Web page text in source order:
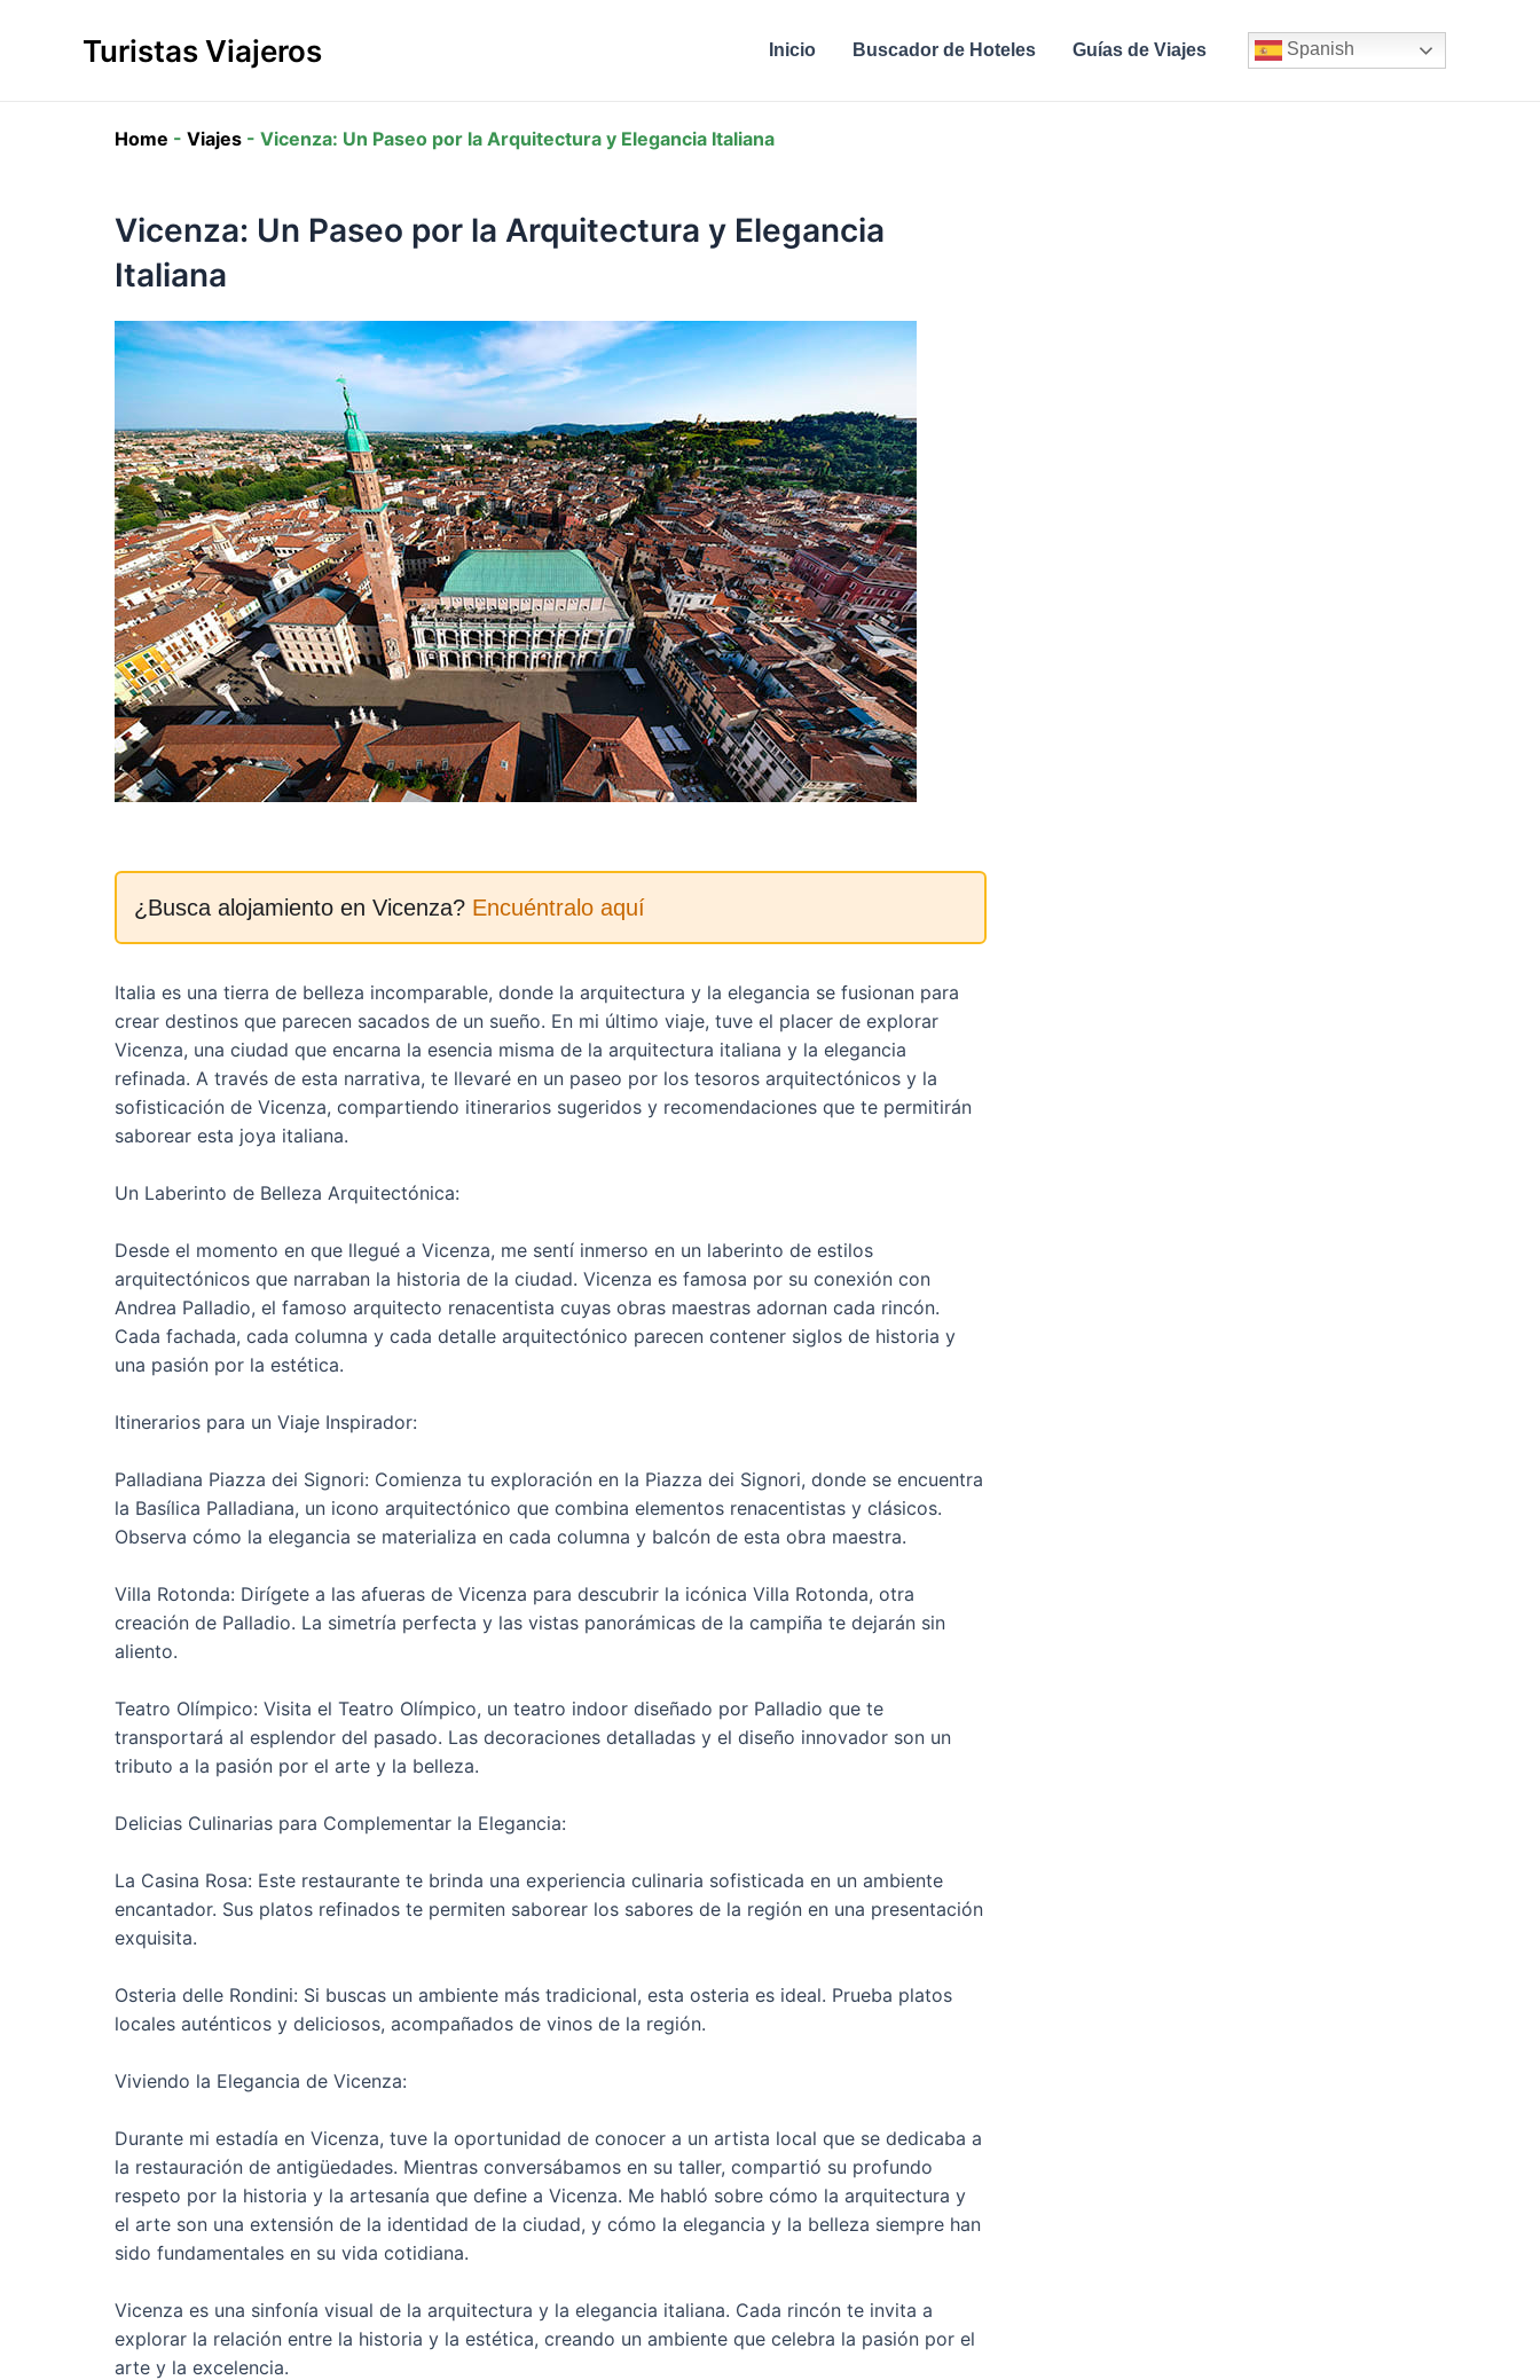
Turistas Viajeros Inicio Buscador de Hoteles Guías de Viajes Spanish
Home - Viajes - Vicenza: Un Paseo por la Arquitectura y Elegancia Italiana
Vicenza: Un Paseo por la Arquitectura y Elegancia
Italiana
¿Busca alojamiento en Vicenza? Encuéntralo aquí
Italia es una tierra de belleza incomparable, donde la arquitectura y la elegancia se fusionan para
crear destinos que parecen sacados de un sueño. En mi último viaje, tuve el placer de explorar
Vicenza, una ciudad que encarna la esencia misma de la arquitectura italiana y la elegancia
refinada. A través de esta narrativa, te llevaré en un paseo por los tesoros arquitectónicos y la
sofisticación de Vicenza, compartiendo itinerarios sugeridos y recomendaciones que te permitirán
saborear esta joya italiana.
Un Laberinto de Belleza Arquitectónica:
Desde el momento en que llegué a Vicenza, me sentí inmerso en un laberinto de estilos
arquitectónicos que narraban la historia de la ciudad. Vicenza es famosa por su conexión con
Andrea Palladio, el famoso arquitecto renacentista cuyas obras maestras adornan cada rincón.
Cada fachada, cada columna y cada detalle arquitectónico parecen contener siglos de historia y
una pasión por la estética.
Itinerarios para un Viaje Inspirador:
Palladiana Piazza dei Signori: Comienza tu exploración en la Piazza dei Signori, donde se encuentra
la Basílica Palladiana, un icono arquitectónico que combina elementos renacentistas y clásicos.
Observa cómo la elegancia se materializa en cada columna y balcón de esta obra maestra.
Villa Rotonda: Dirígete a las afueras de Vicenza para descubrir la icónica Villa Rotonda, otra
creación de Palladio. La simetría perfecta y las vistas panorámicas de la campiña te dejarán sin
aliento.
Teatro Olímpico: Visita el Teatro Olímpico, un teatro indoor diseñado por Palladio que te
transportará al esplendor del pasado. Las decoraciones detalladas y el diseño innovador son un
tributo a la pasión por el arte y la belleza.
Delicias Culinarias para Complementar la Elegancia:
La Casina Rosa: Este restaurante te brinda una experiencia culinaria sofisticada en un ambiente
encantador. Sus platos refinados te permiten saborear los sabores de la región en una presentación
exquisita.
Osteria delle Rondini: Si buscas un ambiente más tradicional, esta osteria es ideal. Prueba platos
locales auténticos y deliciosos, acompañados de vinos de la región.
Viviendo la Elegancia de Vicenza:
Durante mi estadía en Vicenza, tuve la oportunidad de conocer a un artista local que se dedicaba a
la restauración de antigüedades. Mientras conversábamos en su taller, compartió su profundo
respeto por la historia y la artesanía que define a Vicenza. Me habló sobre cómo la arquitectura y
el arte son una extensión de la identidad de la ciudad, y cómo la elegancia y la belleza siempre han
sido fundamentales en su vida cotidiana.
Vicenza es una sinfonía visual de la arquitectura y la elegancia italiana. Cada rincón te invita a
explorar la relación entre la historia y la estética, creando un ambiente que celebra la pasión por el
arte y la excelencia.